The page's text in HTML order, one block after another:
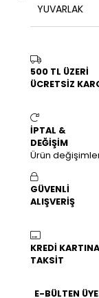
YUVARLAK
500 TL ÜZERİ
ÜCRETSİZ
İPTAL &
DEĞİŞİM
Ürün
GÜVENLİ
ALIŞVERİŞ
KREDİ KARTINA
TAKSİT
E-BÜLTEN